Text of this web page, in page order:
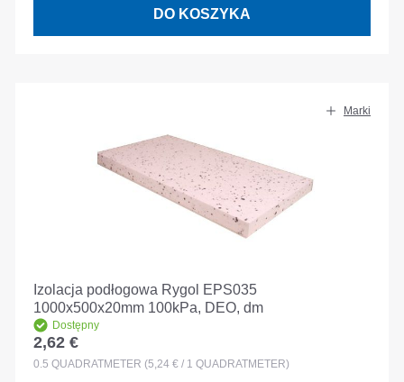
DO KOSZYKA
Marki
Izolacja podłogowa Rygol EPS035
1000x500x20mm 100kPa, DEO, dm
Dostępny
Cena regularna:
2,62 €
0.5 QUADRATMETER (5,24 € / 1 QUADRATMETER)